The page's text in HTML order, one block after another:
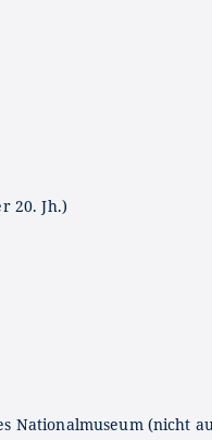
20. Jh.)
Nationalmuseum (nicht